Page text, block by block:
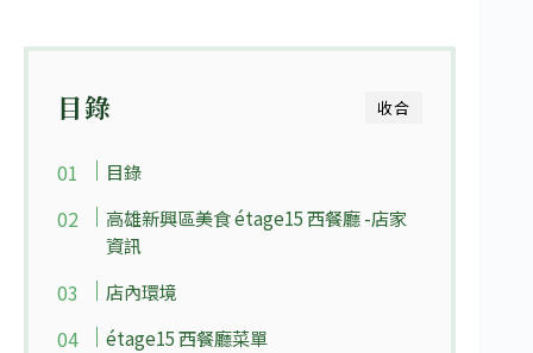
收合
目錄
目錄
高雄新興區美食 étage15 西餐廳 -店家
資訊
店內環境
étage15 西餐廳菜單